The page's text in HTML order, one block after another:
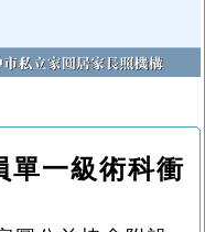
單一級術科衝